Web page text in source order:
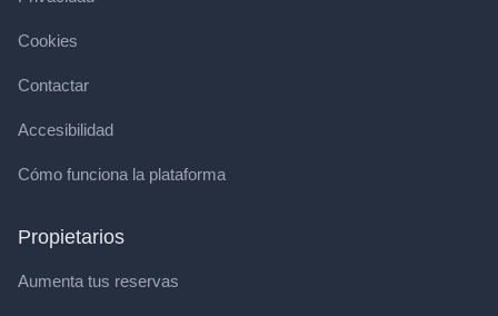
Cookies
Contactar
Accesibilidad
Cómo funciona la plataforma
Propietarios
Aumenta tus reservas